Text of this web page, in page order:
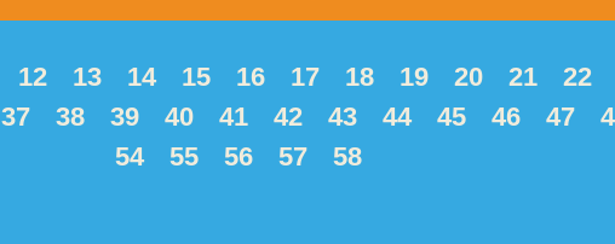
12 13 14 15 16 17 18 19 20 21 22
37 38 39 40 41 42 43 44 45 46 47
54
55 56 57 58